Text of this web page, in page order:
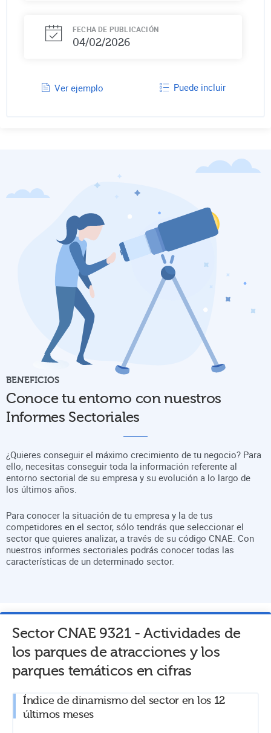
FECHA DE PUBLICACIÓN
04/02/2026
Ver ejemplo Puede incluir
BENEFICIOS
Conoce tu entorno con nuestros
Informes Sectoriales
¿Quieres conseguir el máximo crecimiento de tu negocio? Para
ello, necesitas conseguir toda la información referente al
entorno sectorial de su empresa y su evolución a lo largo de
los últimos años.
Para conocer la situación de tu empresa y la de tus
competidores en el sector, sólo tendrás que seleccionar el
sector que quieres analizar, a través de su código CNAE. Con
nuestros informes sectoriales podrás conocer todas las
características de un determinado sector.
Sector CNAE 9321-Actividades de
los parques de atracciones y los
parques temáticos en cifras
Índice de dinamismo del sector en los 12
últimos meses